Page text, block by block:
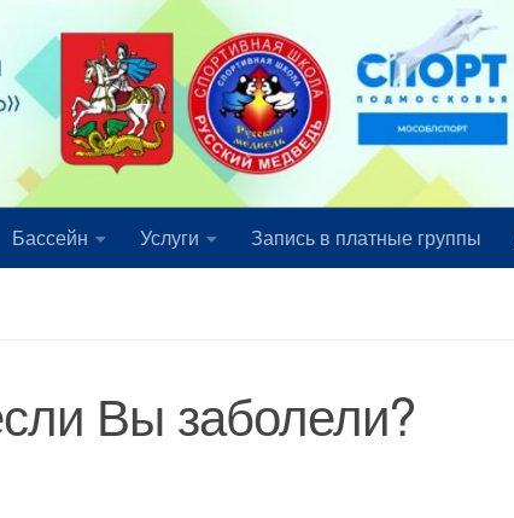
Бассейн Услуги Запись в платные группы
Вы заболели?